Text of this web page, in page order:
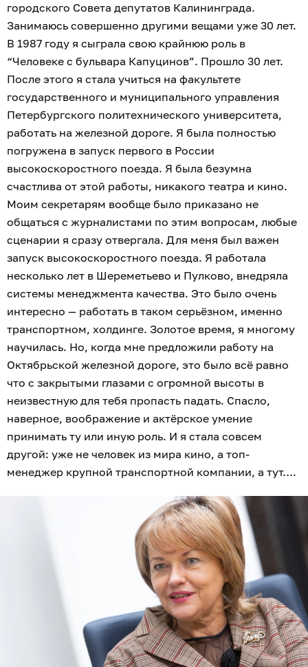
городского Совета депутатов Калининграда.
Занимаюсь совершенно другими вещами уже 30 лет.
В 1987 году я сыграла свою крайнюю роль в
“Человеке с бульвара Капуцинов”. Прошло 30 лет.
После этого я стала учиться на факультете
государственного и муниципального управления
Петербургского политехнического университета,
работать на железной дороге. Я была полностью
погружена в запуск первого в России
высокоскоростного поезда. Я была безумна
счастлива от этой работы, никакого театра и кино.
Моим секретарям вообще было приказано не
общаться с журналистами по этим вопросам, любые
сценарии я сразу отвергала. Для меня был важен
запуск высокоскоростного поезда. Я работала
несколько лет в Шереметьево и Пулково, внедряла
системы менеджмента качества. Это было очень
интересно — работать в таком серьёзном, именно
транспортном, холдинге. Золотое время, я многому
научилась. Но, когда мне предложили работу на
Октябрьской железной дороге, это было всё равно
что с закрытыми глазами с огромной высоты в
неизвестную для тебя пропасть падать. Спасло,
наверное, воображение и актёрское умение
принимать ту или иную роль. И я стала совсем
другой: уже не человек из мира кино, а топ-
менеджер крупной транспортной компании, а тут….